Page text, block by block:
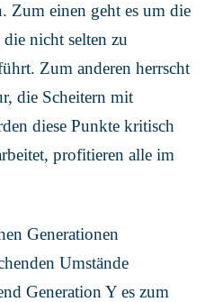
Zum einen geht es um die
nicht selten zu
Zum anderen herrscht
die Scheitern mit
diese Punkte kritisch
profitieren alle im
Generationen
Umstände
Generation Y es zum